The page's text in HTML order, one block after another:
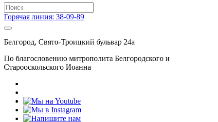
Горячая линия: 38-09-89
Белгород, Свято-Троицкий бульвар 24а
По благословению митрополита Белгородского и
Старооскольского Иоанна